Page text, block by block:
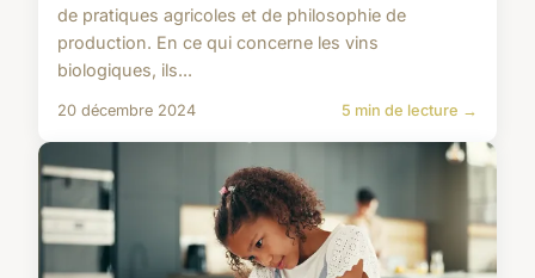
de pratiques agricoles et de philosophie de
production. En ce qui concerne les vins
biologiques, ils...
20 décembre 2024 5 min de lecture →